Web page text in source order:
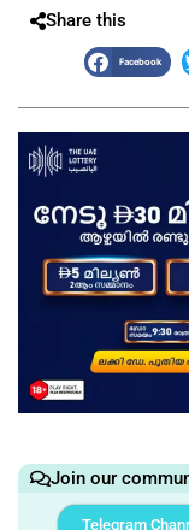
Share this
Facebook
Join our
Telegram